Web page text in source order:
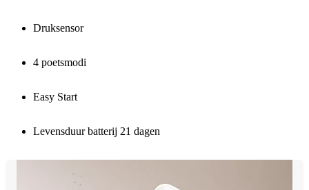
Druksensor
4 poetsmodi
Easy Start
Levensduur batterij 21 dagen